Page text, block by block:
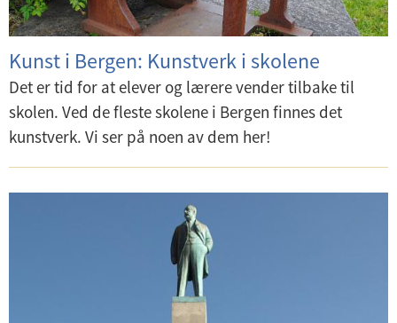
Kunst i Bergen: Kunstverk i skolene
Det er tid for at elever og lærere vender tilbake til
skolen. Ved de fleste skolene i Bergen finnes det
kunstverk. Vi ser på noen av dem her!